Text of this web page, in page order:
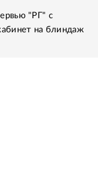
"РГ" с
на блиндаж